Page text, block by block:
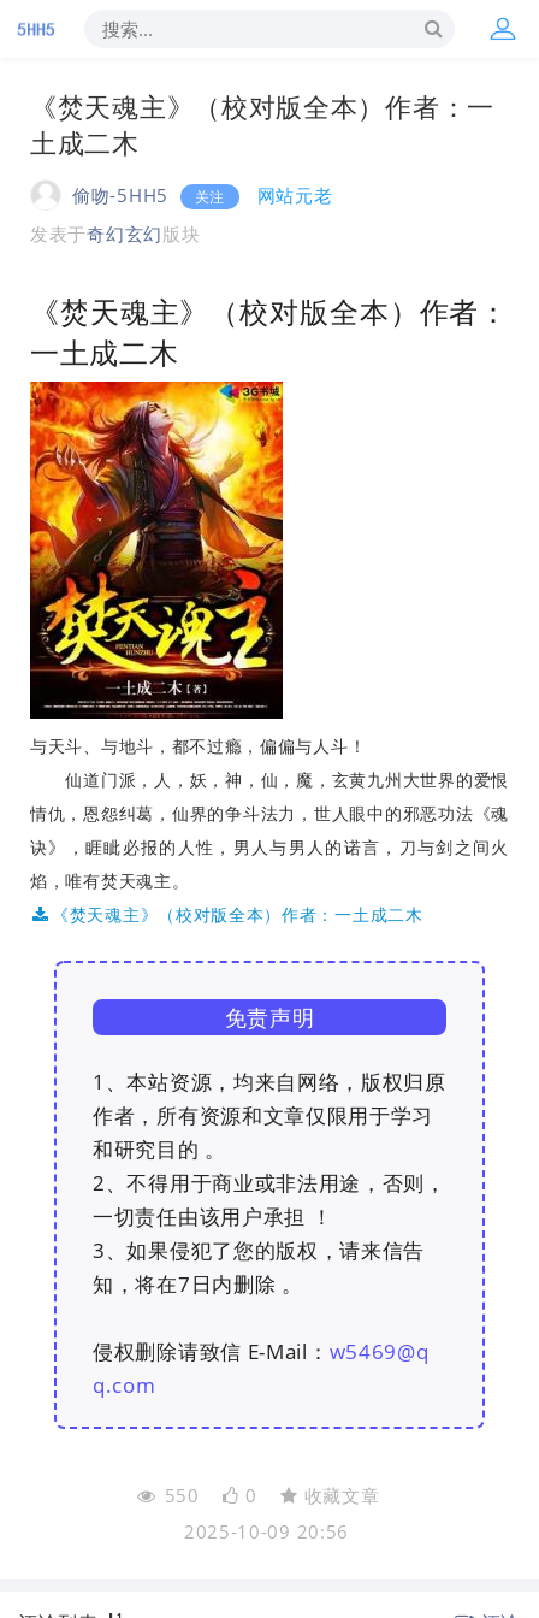
《焚天魂主》（校对版全本）作者：一
土成二木
偷吻-5HH5 关注
网站元老
发表于奇幻玄幻版块
《焚天魂主》（校对版全本）作者：
一土成二木
与天斗、与地斗，都不过瘾，偏偏与人斗！
仙道门派，人，妖，神，仙，魔，玄黄九州大世界的爱恨
情仇，恩怨纠葛，仙界的争斗法力，世人眼中的邪恶功法《魂
诀》，睚眦必报的人性，男人与男人的诺言，刀与剑之间火
焰，唯有焚天魂主。
《焚天魂主》（校对版全本）作者：一土成二木
免责声明
1、本站资源，均来自网络，版权归原
作者，所有资源和文章仅限用于学习
和研究目的 。
2、不得用于商业或非法用途，否则，
一切责任由该用户承担 ！
3、如果侵犯了您的版权，请来信告
知，将在7日内删除 。
侵权删除请致信 E-Mail： w5469@q
q.com
550 0
收藏文章
2025-10-09 20:56